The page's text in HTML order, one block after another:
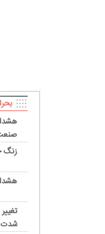
زنگ
شدت